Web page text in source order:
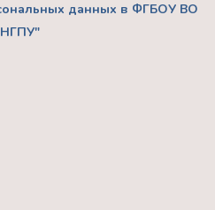
данных в ФГБОУ ВО